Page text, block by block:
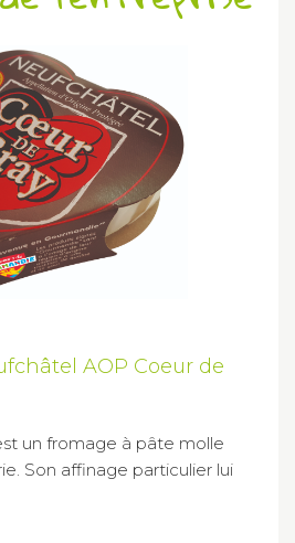
AOP Coeur de
un fromage à pâte molle
Son affinage particulier lui